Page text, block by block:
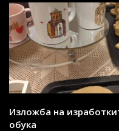
Изложба на
обука